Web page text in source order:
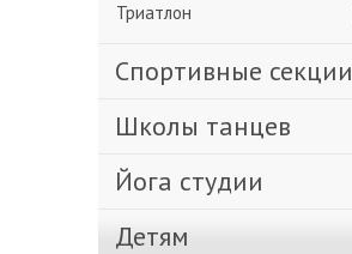
Триатлон
Спортивные секции
Школы танцев
Йога студии
Детям